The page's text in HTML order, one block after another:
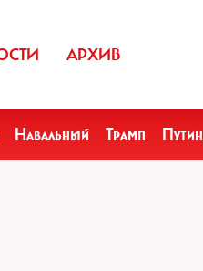
АРХИВ
Навальный Трамп Путин